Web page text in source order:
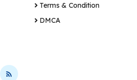
Terms & Condition
DMCA